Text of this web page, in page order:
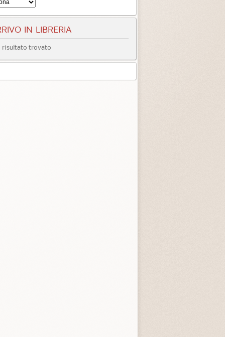
IN LIBRERIA
risultato trovato